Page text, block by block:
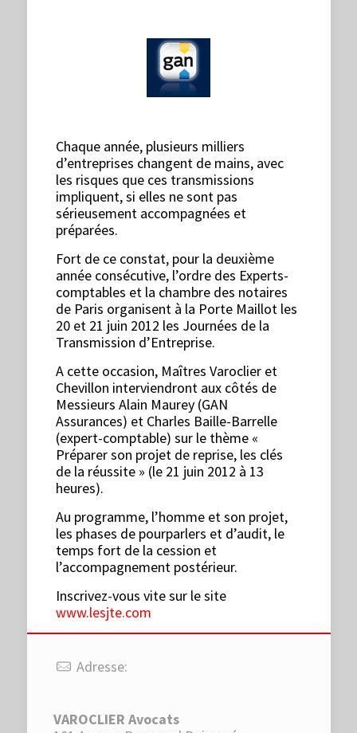
Chaque année, plusieurs milliers
d’entreprises changent de mains, avec
les risques que ces transmissions
impliquent, si elles ne sont pas
sérieusement accompagnées et
préparées.
Fort de ce constat, pour la deuxième
année consécutive, l’ordre des Experts-
comptables et la chambre des notaires
de Paris organisent à la Porte Maillot les
20 et 21 juin 2012 les Journées de la
Transmission d’Entreprise.
A cette occasion, Maîtres Varoclier et
Chevillon interviendront aux côtés de
Messieurs Alain Maurey (GAN
Assurances) et Charles Baille-Barrelle
(expert-comptable) sur le thème «
Préparer son projet de reprise, les clés
de la réussite » (le 21 juin 2012 à 13
heures).
Au programme, l’homme et son projet,
les phases de pourparlers et d’audit, le
temps fort de la cession et
l’accompagnement postérieur.
Inscrivez-vous vite sur le site
www.lesjte.com
Adresse:
VAROCLIER Avocats